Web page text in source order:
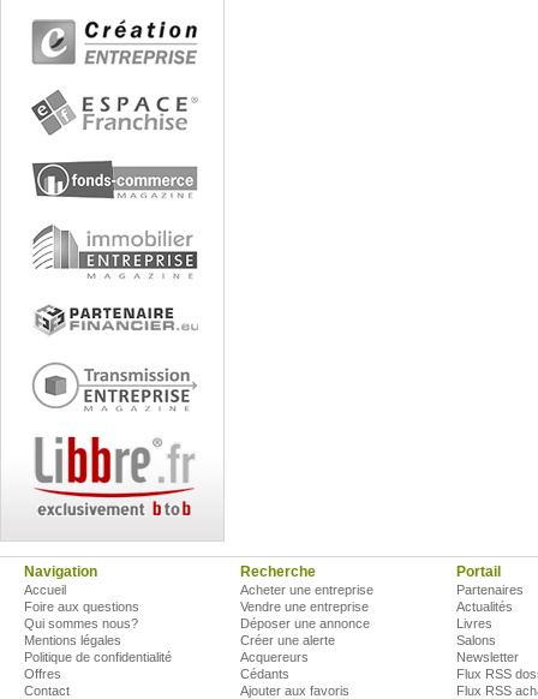
Navigation
Accueil
Foire aux questions
Qui sommes nous?
Mentions légales
Politique de confidentialité
Offres
Contact
Recherche
Acheter une entreprise
Vendre une entreprise
Déposer une annonce
Créer une alerte
Acquereurs
Cédants
Ajouter aux favoris
Portail
Partenaires
Actualités
Livres
Salons
Newsletter
Flux RSS
Flux RSS